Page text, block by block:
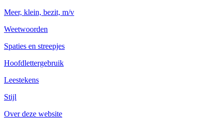
Meer, klein, bezit, m/v
Weetwoorden
Spaties en streepjes
Hoofdlettergebruik
Leestekens
Stijl
Over deze website